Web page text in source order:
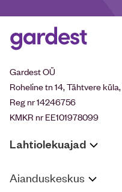
Gardest OÜ
Roheline tn 14, Tähtvere
Reg nr 14246756
KMKR nr EE101978099
Lahtiolekuajad
Aianduskeskus